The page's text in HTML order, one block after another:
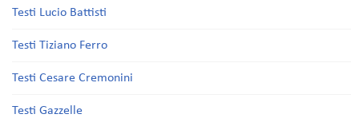
Testi Lucio Battisti
Testi Tiziano Ferro
Testi Cesare Cremonini
Testi Gazzelle